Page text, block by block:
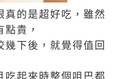
真的是超好吃，雖然
貴，
下後，就覺得值回
吃起來時整個咀巴都